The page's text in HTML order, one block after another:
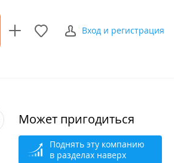
Вход и регистрация
Может пригодиться
Поднять эту компанию
в разделах наверх